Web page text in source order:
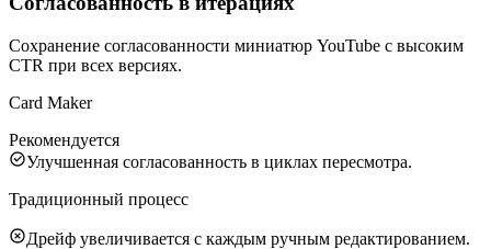
Сохранение согласованности миниатюр YouTube с высоким
CTR при всех версиях.
Card Maker
Рекомендуется
Улучшенная согласованность в циклах пересмотра.
Традиционный процесс
Дрейф увеличивается с каждым ручным редактированием.